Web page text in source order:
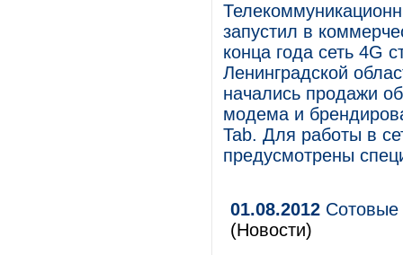
запустил в
конца года сеть 4G
Ленинградской
начались продажи
модема и
Tab. Для работы в
предусмотрены
01.08.2012 Сотовые
(Новости)